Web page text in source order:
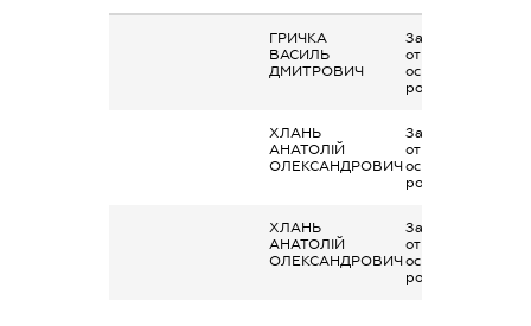
ГРИЧКА
ВАСИЛЬ
ДМИТРОВИЧ
Заробітна плата
отримана за
основним місцем
роботи
ХЛАНЬ
АНАТОЛІЙ
ОЛЕКСАНДРОВИЧ
Заробітна плата
отримана за
основним місцем
роботи
ХЛАНЬ
АНАТОЛІЙ
ОЛЕКСАНДРОВИЧ
Заробітна плата
отримана за
основним місцем
роботи